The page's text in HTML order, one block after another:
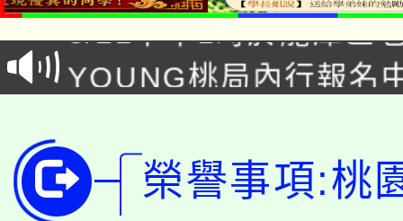
告(尚有缺額)
場熱烈登場!
8/21下午1時於龍潭區
徵才活動。
YOUNG桃局內行報名
開!
115年桃園市運動會8/
田徑場及游泳池舉行。
桃園市低收入戶享有免
榮譽事項:桃